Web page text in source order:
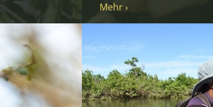
Mehr ›